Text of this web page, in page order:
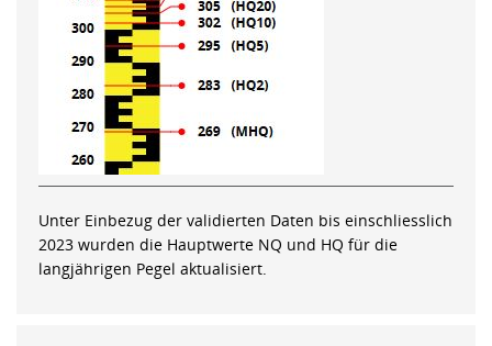
Unter Einbezug der validierten Daten bis einschliesslich
2023 wurden die Hauptwerte NQ und HQ für die
langjährigen Pegel aktualisiert.